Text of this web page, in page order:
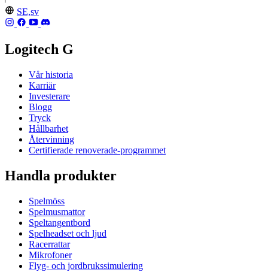
SE,sv
Logitech G
Vår historia
Karriär
Investerare
Blogg
Tryck
Hållbarhet
Återvinning
Certifierade renoverade-programmet
Handla produkter
Spelmöss
Spelmusmattor
Speltangentbord
Spelheadset och ljud
Racerrattar
Mikrofoner
Flyg- och jordbrukssimulering